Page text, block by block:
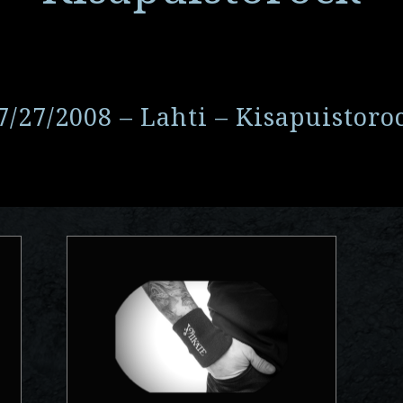
27/2008 – Lahti –